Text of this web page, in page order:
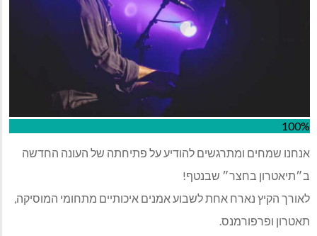
100%
אנחנו שמחים ומתרגשים להודיע על פתיחתה של העונה החדשה
ב״תיאטרון בחצר״ שבנטף!
לאורך הקיץ נארח אחת לשבוע אמנים איכותיים מתחומי המוסיקה,
תאטרון ופרפורמנס.